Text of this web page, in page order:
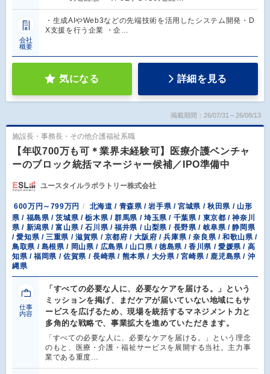
会社
概要
・生成AIやWeb3などの先端技術を活用したシステム開発・D
X支援を行う企業 ・企…
気になる 詳細を見る
掲載期間：26/07/31～26/08/13
施設長・事務長・その他介護福祉系職
【年収700万も可＊業界未経験可】医療介護ベンチャ
ーのブロック統括マネージャー候補／IPO準備中
ユースタイルラボラトリー株式会社
600万円～799万円
北海道 / 青森県 / 岩手県 / 宮城県 / 秋田県 / 山形
県 / 福島県 / 茨城県 / 栃木県 / 群馬県 / 埼玉県 / 千葉県 / 東京都 / 神奈川
県 / 新潟県 / 富山県 / 石川県 / 福井県 / 山梨県 / 長野県 / 岐阜県 / 静岡県
/ 愛知県 / 三重県 / 滋賀県 / 京都府 / 大阪府 / 兵庫県 / 奈良県 / 和歌山県 /
鳥取県 / 島根県 / 岡山県 / 広島県 / 山口県 / 徳島県 / 香川県 / 愛媛県 / 高
知県 / 福岡県 / 佐賀県 / 長崎県 / 熊本県 / 大分県 / 宮崎県 / 鹿児島県 / 沖
縄県
仕事
内容
「すべての必要な人に、必要なケアを届ける。」という
ミッションを掲げ、まだケアが届いていない地域にもサ
ービスを広げるため、現場を統括するマネジメント力と
多角的な戦略で、事業拡大を進めていただきます。
「すべての必要な人に、必要なケアを届ける。」という理念
のもと、医療・介護・福祉サービスを展開する当社。主力事
業である重度…